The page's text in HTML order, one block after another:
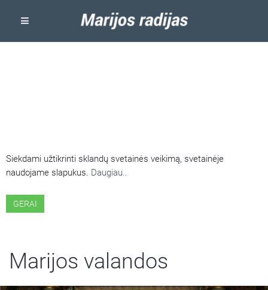
Siekdami užtikrinti sklandų svetainės veikimą, svetainėje
naudojame slapukus. Daugiau..
GERAI
Marijos valandos